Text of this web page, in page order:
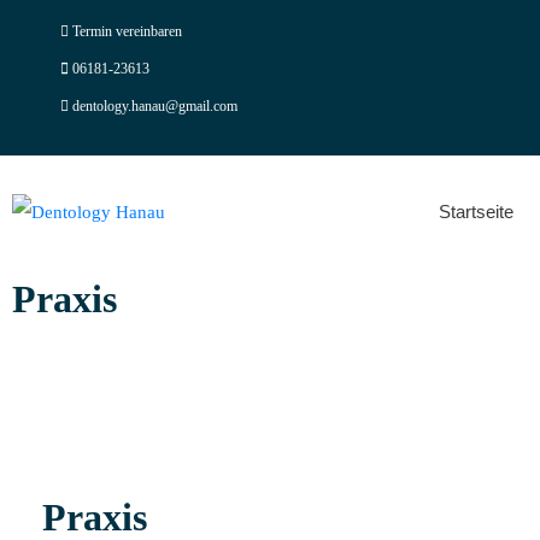
Termin vereinbaren
06181-23613
dentology.hanau@gmail.com
Startseite
Praxis
Praxis